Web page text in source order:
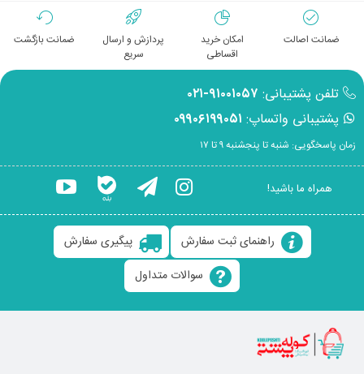
ضمانت اصالت
امکان خرید
اقساطی
پردازش و ارسال
سریع
ضمانت بازگشت
تلفن پشتیبانی: ۹۱۰۰۱۰۵۷-۰۲۱
پشتیبانی واتساپ: ۰۹۹۰۶۱۹۹۰۵۱
زمان پاسخگویی: شنبه تا پنجشنبه ۹ تا ۱۷
همراه ما باشید!
راهنمای ثبت سفارش
پیگیری سفارش
سوالات متداول